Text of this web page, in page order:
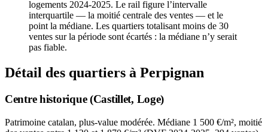
logements 2024-2025. Le rail figure l’intervalle
interquartile — la moitié centrale des ventes — et le
point la médiane. Les quartiers totalisant moins de 30
ventes sur la période sont écartés : la médiane n’y serait
pas fiable.
Détail des quartiers à Perpignan
Centre historique (Castillet, Loge)
Patrimoine catalan, plus-value modérée. Médiane 1 500 €/m², moitié